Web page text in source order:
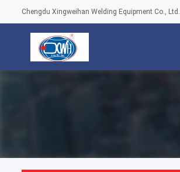
Chengdu Xingweihan Welding Equipment Co., Ltd.